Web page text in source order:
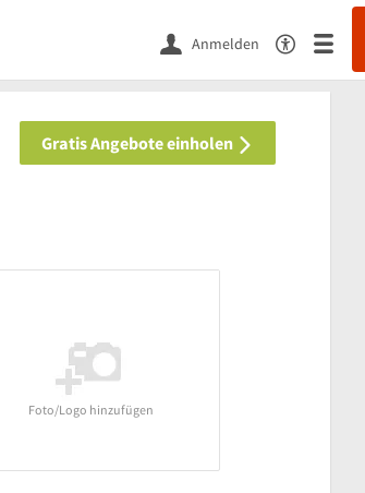
Anmelden
Gratis Angebote einholen
Foto/Logo hinzufügen